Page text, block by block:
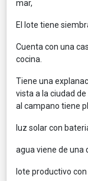
mar,
El lote tiene
Cuenta con una
cocina.
Tiene una
vista a la ciudad
al campano tiene
luz solar con
agua viene de una
lote productivo